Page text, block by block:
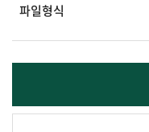
파일형식